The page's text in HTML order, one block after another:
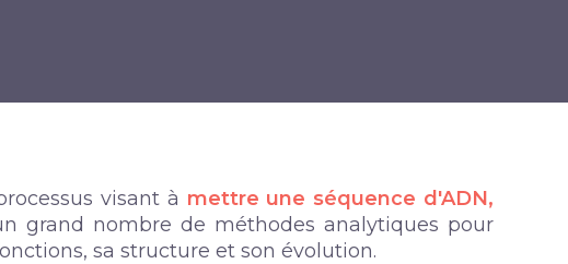
visant à mettre une séquence d'ADN,
grand nombre de méthodes analytiques pour
sa structure et son évolution.